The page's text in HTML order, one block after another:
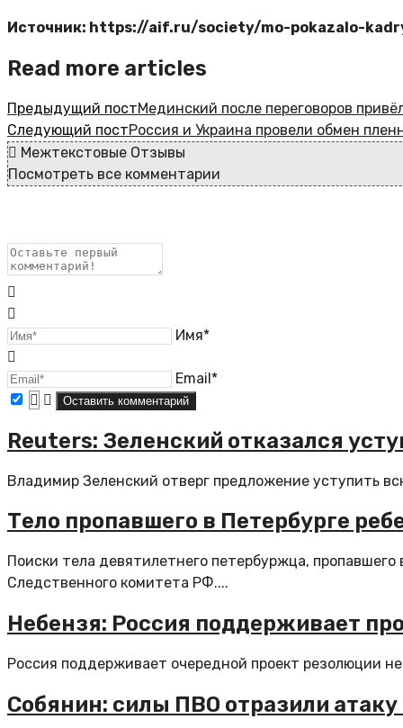
Источник: https://aif.ru/society/mo-pokazalo-
Read more articles
Предыдущий постМединский после переговоров
Следующий постРоссия и Украина провели обмен
Межтекстовые Отзывы
Посмотреть все комментарии
Имя*
Email*
Reuters: Зеленский отказался
Владимир Зеленский отверг предложение уступить
Тело пропавшего в Петербурге
Поиски тела девятилетнего петербуржца,
Следственного комитета РФ....
Небензя: Россия поддерживает
Россия поддерживает очередной проект резолюции
Собянин: силы ПВО отразили